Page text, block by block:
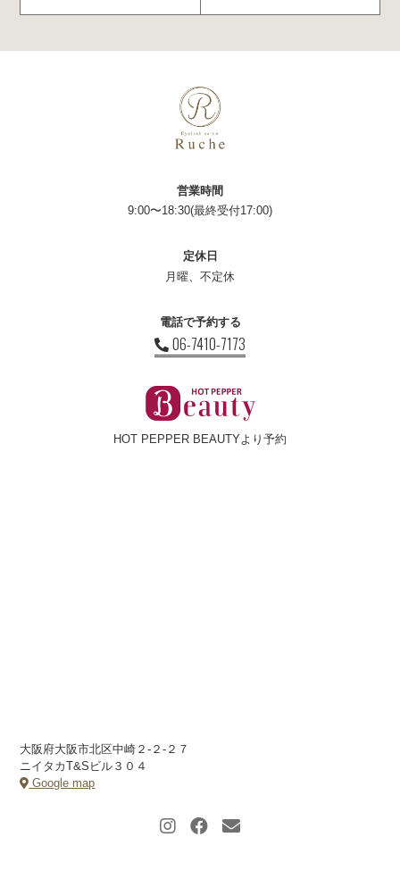
営業時間
9:00〜18:30(最終受付17:00)
定休日
月曜、不定休
電話で予約する
06-7410-7173
HOT PEPPER BEAUTYより予約
大阪府大阪市北区中崎２-２-２７
ニイタカT&Sビル３０４
Google map